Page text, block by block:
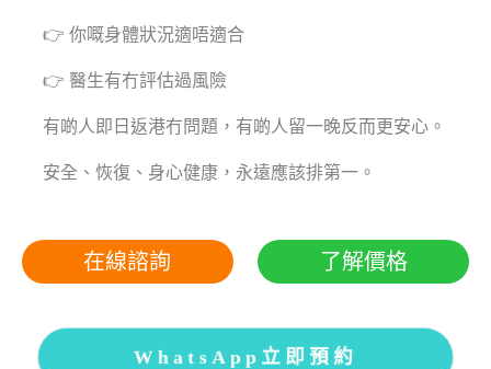
👉 你嘅身體狀況適唔適合
👉 醫生有冇評估過風險
有啲人即日返港冇問題，有啲人留一晚反而更安心。
安全、恢復、身心健康，永遠應該排第一。
在線諮詢 了解價格
WhatsApp立即預約